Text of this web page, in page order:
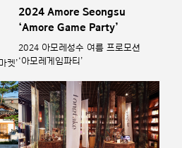
켓’
2024 Amore Seongsu
‘Amore Game Party’
2024 아모레성수 여름 프로모션
‘아모레게임파티’